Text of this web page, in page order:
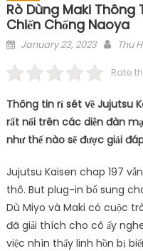
Rò Dùng Maki Thông
Chiến Chống Naoya
Posted
January 23, 2023 Thu
Rate
Thông tin rỉ sét về Jujutsu
rất nổi trên các diễn đàn
như thế nào sẽ được giải
Jujutsu Kaisen chap 197
thô. But plug-in bổ sung
Dù Miyo và Maki có cuộc
đã giải thích cho cô ấy
việc nhìn thấy linh hồn bị